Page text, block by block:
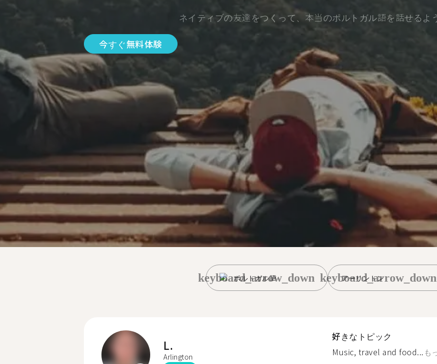
ネイティブの友達をつくって、本当のポルトガル語を話せるよ
今すぐ無料体験
ポルトガル語
keyboard_arrow_down アーリントン
keyboard_arrow_down
L.
Arlington
好きなトピック
Music, travel and food... も